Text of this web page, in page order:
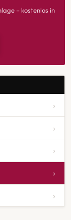
– kostenlos in